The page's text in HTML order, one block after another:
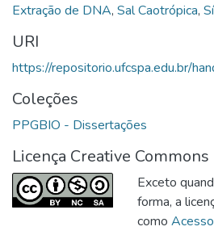
Extração de DNA, Sal Caotrópica,
URI
https://repositorio.ufcspa.edu.br/
Coleções
PPGBIO - Dissertações
Licença Creative Commons
Exceto
forma, a
como